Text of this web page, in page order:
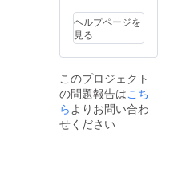
ント名
または
メール
アドレ
希望す
る宣伝
内容を
ご記入
くださ
は①ア
カウン
トな宣
伝②飲
宣伝③
雑貨屋
さんの
宣伝④
ご自身
ヘルプページを
見る
このプロジェクト
の問題報告はこち
ら よりお問い合わ
せください